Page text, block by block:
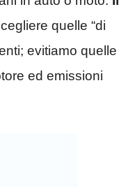
quelle “di
evitiamo quelle
ed emissioni